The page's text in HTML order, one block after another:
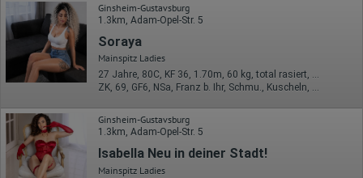
Ginsheim-Gustavsburg
1.3km, Adam-Opel-Str. 5
Soraya
Mainspitz Ladies
27 Jahre, 80C, KF 36, 1.70m, 60 kg, total rasiert, Latina
Ginsheim-Gustavsburg
1.3km, Adam-Opel-Str. 5
Isabella Neu in deiner Stadt!
Mainspitz Ladies